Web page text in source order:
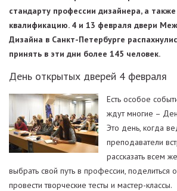
стандарту профессии дизайнера, а
квалификацию. 4 и 13 февраля двери
Дизайна в Санкт-Петербурге
принять в эти дни более 145 человек.
День открытых дверей 4 февраля
Есть особое
ждут многие –
Это день, когда
преподаватели
рассказать всем
выбрать свой путь в профессии, поделиться
провести творческие тесты и мастер-классы.